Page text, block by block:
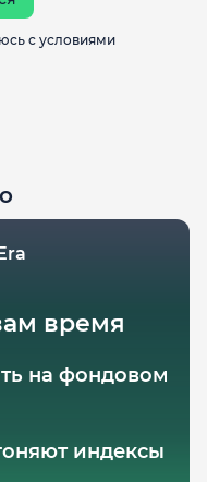
с условиями
время
на фондовом
индексы